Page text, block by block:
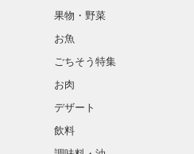
果物・野菜
お魚
ごちそう特集
お肉
デザート
飲料